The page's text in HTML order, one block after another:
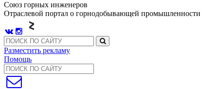
Союз горных инженеров
Отраслевой портал о горнодобывающей промышленности
Разместить рекламу
Помощь